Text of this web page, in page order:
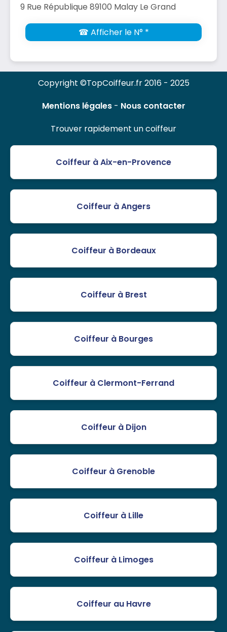
9 Rue République 89100 Malay Le Grand
☎ Afficher le N° *
Copyright ©TopCoiffeur.fr 2016 - 2025
Mentions légales- Nous contacter
Trouver rapidement un coiffeur
Coiffeur à Aix-en-Provence
Coiffeur à Angers
Coiffeur à Bordeaux
Coiffeur à Brest
Coiffeur à Bourges
Coiffeur à Clermont-Ferrand
Coiffeur à Dijon
Coiffeur à Grenoble
Coiffeur à Lille
Coiffeur à Limoges
Coiffeur au Havre